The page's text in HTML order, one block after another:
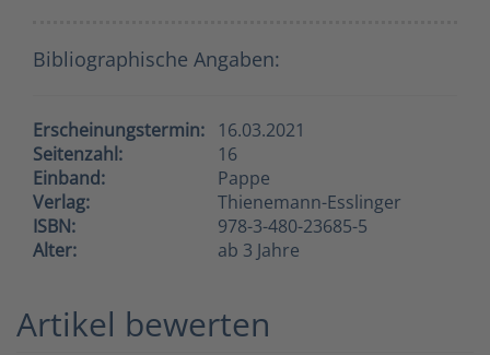
Bibliographische Angaben:
Erscheinungstermin:
16.03.2021
Seitenzahl:
16
Einband:
Pappe
Verlag:
Thienemann-Esslinger
ISBN:
978-3-480-23685-5
Alter:
ab 3 Jahre
Artikel bewerten